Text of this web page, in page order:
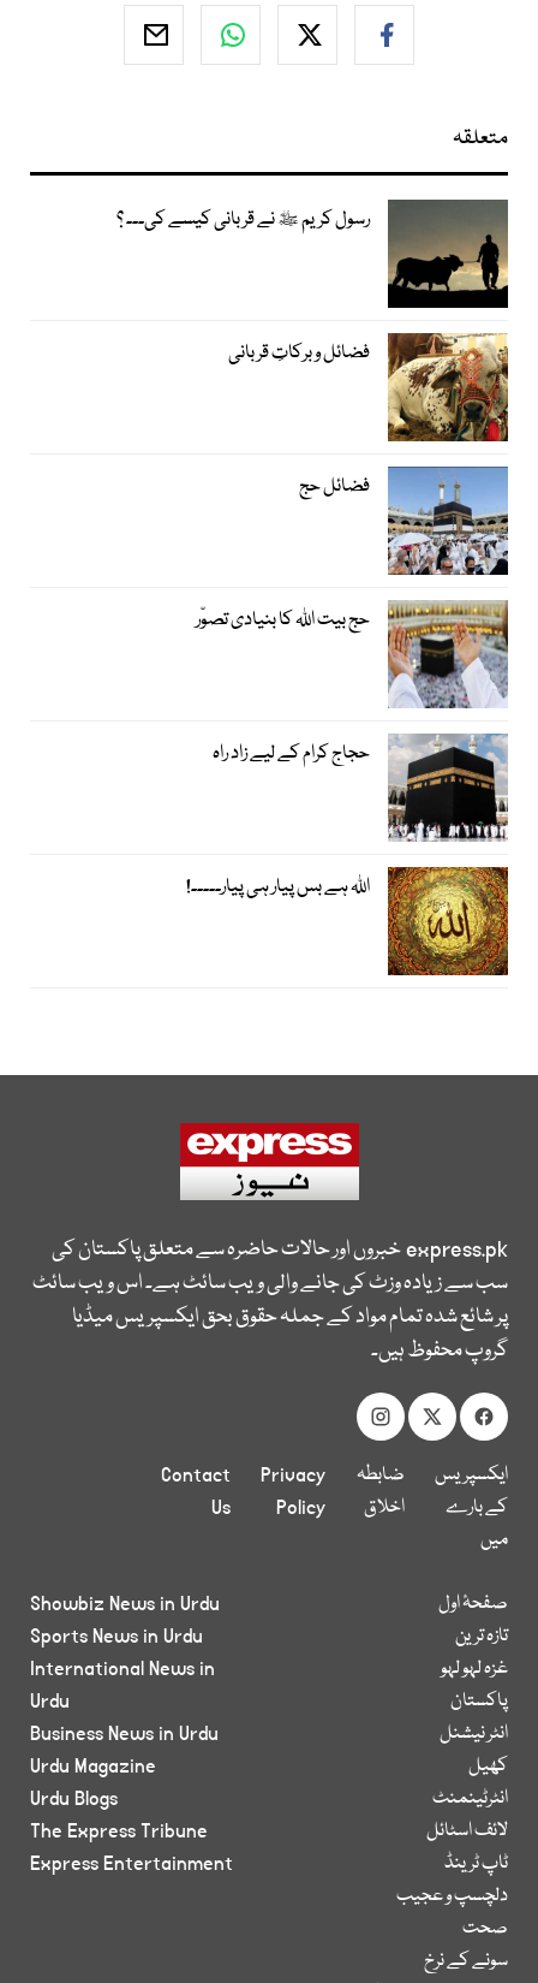
متعلقہ
رسول کریم ﷺ نے قربانی کیسے کی۔۔۔ ؟
فضائل و برکاتِ قربانی
فضائل حج
حج بیت اﷲ کا بنیادی تصوّر
حجاج کرام کے لیے زاد راہ
اﷲ ہے بس پیار ہی پیار۔۔۔۔۔!
express.pkخبروں اور حالات حاضرہ سے متعلق پاکستان کی
سب سے زیادہ وزٹ کی جانے والی ویب سائٹ ہے۔ اس ویب سائٹ
پر شائع شدہ تمام مواد کے جملہ حقوق بحق ایکسپریس میڈیا
گروپ محفوظ ہیں۔
ایکسپریس
کے بارے
میں
ضابطہ
اخلاق
Privacy
Policy
Contact
Us
صفحۂ اول
تازہ ترین
غزہ لہو لہو
پاکستان
انٹر نیشنل
کھیل
انٹرٹینمنٹ
لائف اسٹائل
ٹاپ ٹرینڈ
دلچسپ و عجیب
صحت
سونے کے نرخ
Showbiz News in Urdu
Sports News in Urdu
International News in
Urdu
Business News in Urdu
Urdu Magazine
Urdu Blogs
The Express Tribune
Express Entertainment